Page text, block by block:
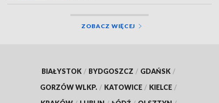
ZOBACZ WIĘCEJ
BIAŁYSTOK / BYDGOSZCZ / GDAŃSK /
GORZÓW WLKP. / KATOWICE / KIELCE /